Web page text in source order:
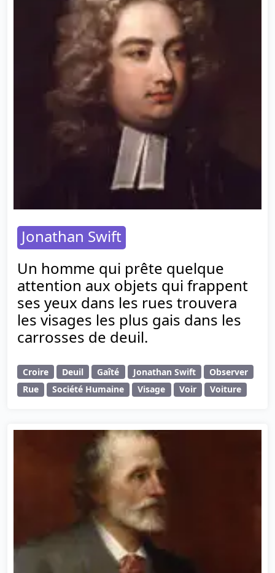
Jonathan Swift
Un homme qui prête quelque
attention aux objets qui frappent
ses yeux dans les rues trouvera
les visages les plus gais dans les
carrosses de deuil.
Croire Deuil Gaîté Jonathan Swift
Observer
Rue
Société Humaine Visage Voir Voiture